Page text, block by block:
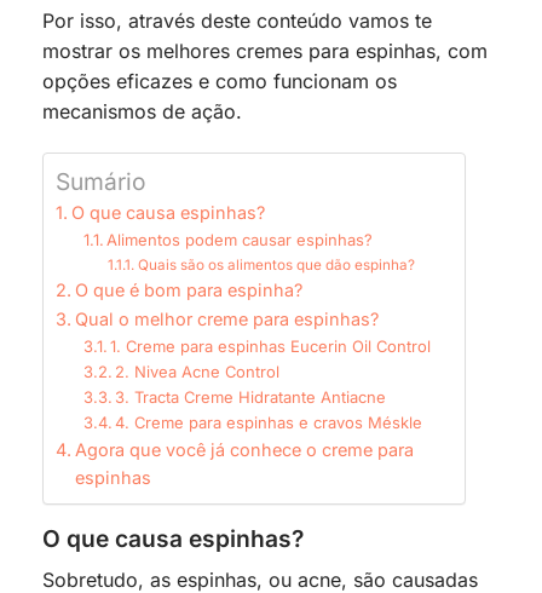
Por isso, através deste conteúdo vamos te
mostrar os melhores cremes para espinhas, com
opções eficazes e como funcionam os
mecanismos de ação.
Sumário
O que causa espinhas?
Alimentos podem causar espinhas?
Quais são os alimentos que dão espinha?
O que é bom para espinha?
Qual o melhor creme para espinhas?
1. Creme para espinhas Eucerin Oil Control
2. Nivea Acne Control
3. Tracta Creme Hidratante Antiacne
4. Creme para espinhas e cravos Méskle
Agora que você já conhece o creme para
espinhas
O que causa espinhas?
Sobretudo, as espinhas, ou acne, são causadas